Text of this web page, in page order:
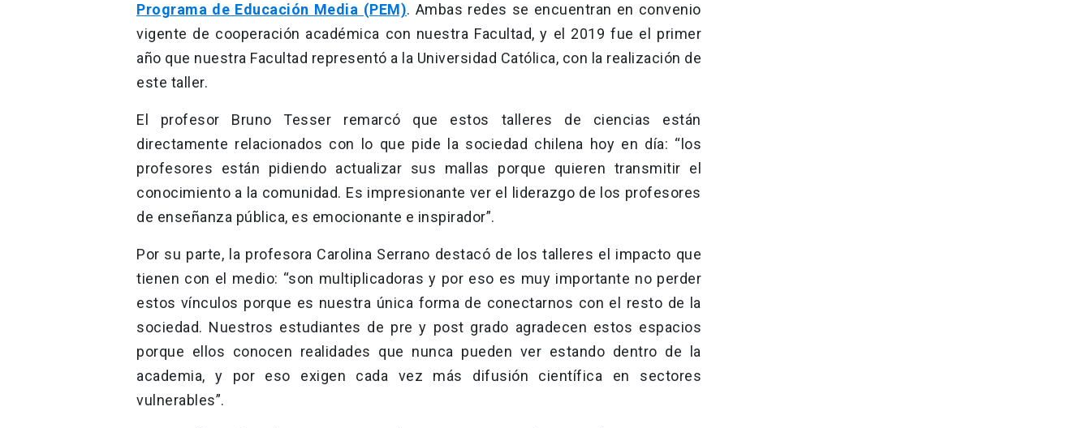
Programa de Educación Media (PEM). Ambas redes se encuentran en convenio
vigente de cooperación académica con nuestra Facultad, y el 2019 fue el primer
año que nuestra Facultad representó a la Universidad Católica, con la realización de
este taller.
El profesor Bruno Tesser remarcó que estos talleres de ciencias están
directamente relacionados con lo que pide la sociedad chilena hoy en día: “los
profesores están pidiendo actualizar sus mallas porque quieren transmitir el
conocimiento a la comunidad. Es impresionante ver el liderazgo de los profesores
de enseñanza pública, es emocionante e inspirador”.
Por su parte, la profesora Carolina Serrano destacó de los talleres el impacto que
tienen con el medio: “son multiplicadoras y por eso es muy importante no perder
estos vínculos porque es nuestra única forma de conectarnos con el resto de la
sociedad. Nuestros estudiantes de pre y post grado agradecen estos espacios
porque ellos conocen realidades que nunca pueden ver estando dentro de la
academia, y por eso exigen cada vez más difusión científica en sectores
vulnerables”.